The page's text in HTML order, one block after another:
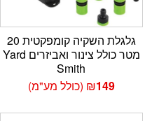
גלגלת השקיה קומפקטית 20
מטר כולל צינור ואביזרים Yard
Smith
₪149 (כולל מע"מ)